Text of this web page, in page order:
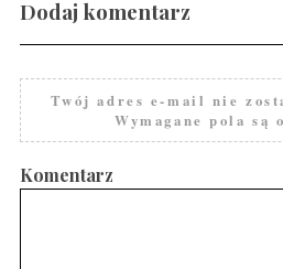
Dodaj komentarz
Twój adres e-mail nie
Wymagane pola są
Komentarz